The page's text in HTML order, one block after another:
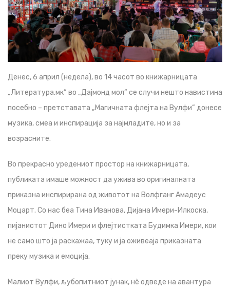
Денес, 6 април (недела), во 14 часот во книжарницата
„Литература.мк“ во „Дајмонд мол“ се случи нешто навистина
посебно – претставата „Магичната флејта на Вулфи“ донесе
музика, смеа и инспирација за најмладите, но и за
возрасните.
Во прекрасно уредениот простор на книжарницата,
публиката имаше можност да ужива во оригиналната
приказна инспирирана од животот на Волфганг Амадеус
Моцарт. Со нас беа Тина Иванова, Дијана Имери-Илкоска,
пијанистот Дино Имери и флејтистката Будимка Имери, кои
не само што ја раскажаа, туку и ја оживеаја приказната
преку музика и емоција.
Малиот Вулфи, љубопитниот јунак, нè одведе на авантура